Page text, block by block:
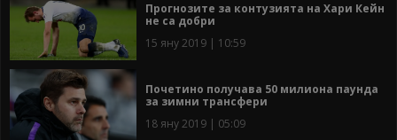
Прогнозите за контузията на Хари Кейн
не са добри
15 яну 2019 | 10:59
Почетино получава 50 милиона паунда
за зимни трансфери
18 яну 2019 | 05:09